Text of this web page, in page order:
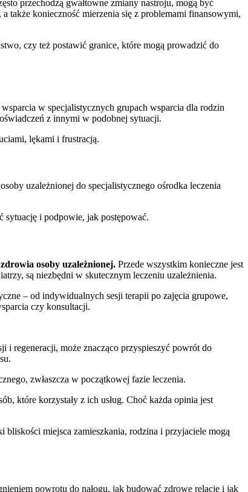
przechodzą gwałtowne zmiany nastroju, mogą być
także konieczność mierzenia się z problemami finansowymi,
czy też postawić granice, które mogą prowadzić do
w specjalistycznych grupach wsparcia dla rodzin
z innymi w podobnej sytuacji.
lękami i frustracją.
uzależnionej do specjalistycznego ośrodka leczenia
sytuację i podpowie, jak postępować.
osoby uzależnionej. Przede wszystkim konieczne jest
są niezbędni w skutecznym leczeniu uzależnienia.
– od indywidualnych sesji terapii po zajęcia grupowe,
czy konsultacji.
i regeneracji, może znacząco przyspieszyć powrót do
zwłaszcza w początkowej fazie leczenia.
które korzystały z ich usług. Choć każda opinia jest
bliskości miejsca zamieszkania, rodzina i przyjaciele mogą
powrotu do nałogu, jak budować zdrowe relacje i jak